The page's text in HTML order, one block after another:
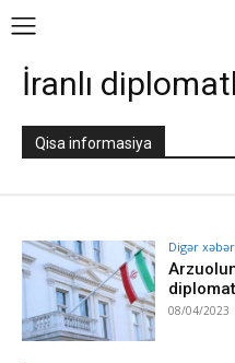
İranlı
Qisa informasiya
Digər
08/04/2023